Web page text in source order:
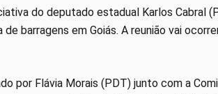
do deputado estadual Karlos Cabral
barragens em Goiás. A reunião vai
por Flávia Morais (PDT) junto com a